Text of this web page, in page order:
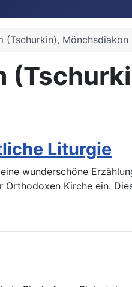
(Tschurkin), Mönchsdiakon
Liturgie
wunderschöne
Kirche ein.